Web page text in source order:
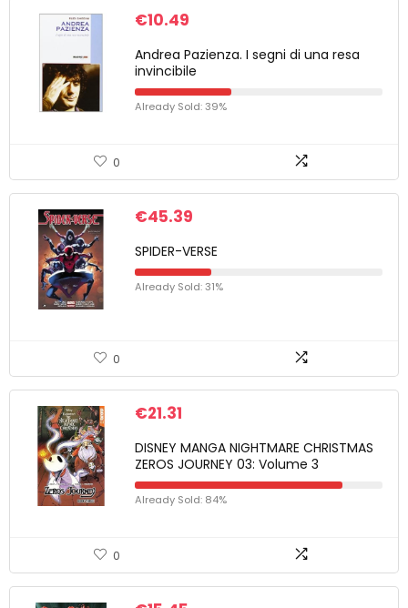
€10.49
Andrea Pazienza. I segni di una resa
invincibile
Already Sold: 39%
0
€45.39
SPIDER-VERSE
Already Sold: 31%
0
€21.31
DISNEY MANGA NIGHTMARE CHRISTMAS
ZEROS JOURNEY 03: Volume 3
Already Sold: 84%
0